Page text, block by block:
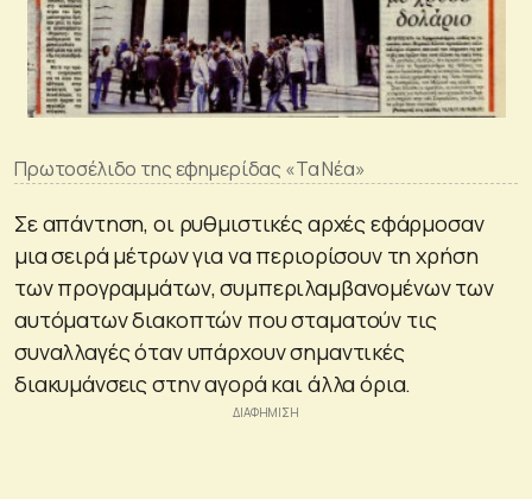
Πρωτοσέλιδο της εφημερίδας «Τα Νέα»
Σε απάντηση, οι ρυθμιστικές αρχές εφάρμοσαν
μια σειρά μέτρων για να περιορίσουν τη χρήση
των προγραμμάτων, συμπεριλαμβανομένων των
αυτόματων διακοπτών που σταματούν τις
συναλλαγές όταν υπάρχουν σημαντικές
διακυμάνσεις στην αγορά και άλλα όρια.